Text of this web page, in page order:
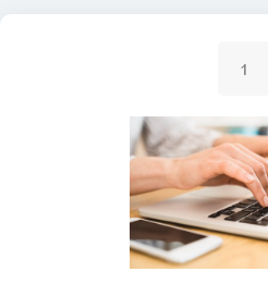
1